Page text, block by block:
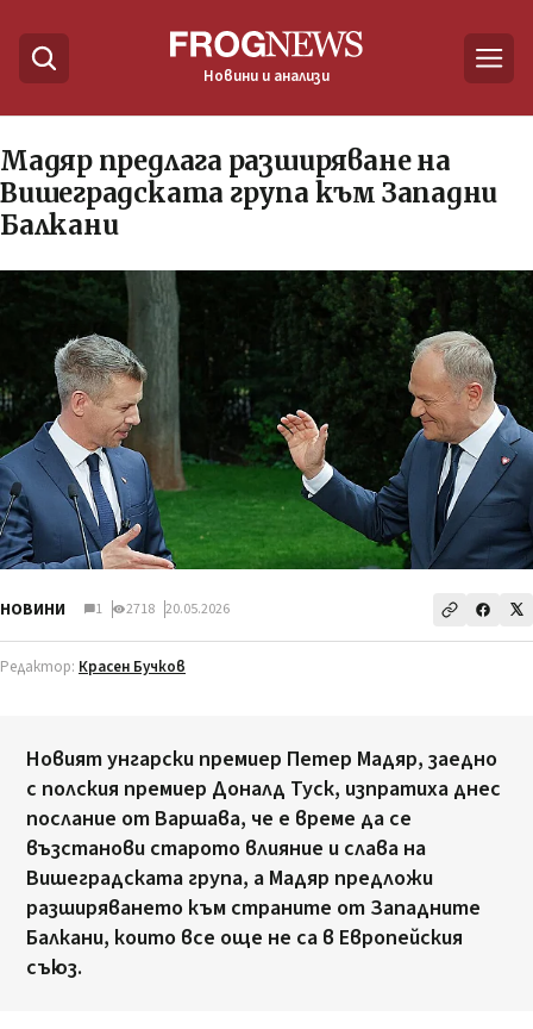
Новини и анализи
Мадяр предлага разширяване на
Вишеградската група към Западни
Балкани
НОВИНИ 1 2718 20.05.2026
Редактор: Красен Бучков
Новият унгарски премиер Петер Мадяр, заедно
с полския премиер Доналд Туск, изпратиха днес
послание от Варшава, че е време да се
възстанови старото влияние и слава на
Вишеградската група, а Мадяр предложи
разширяването към страните от Западните
Балкани, които все още не са в Европейския
съюз.